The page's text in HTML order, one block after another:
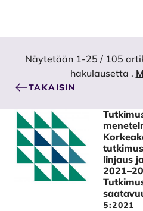
Näytetään 1-25 / 105
hakulausetta .
TAKAISIN
Hakutulokset
linjaus
5:2021